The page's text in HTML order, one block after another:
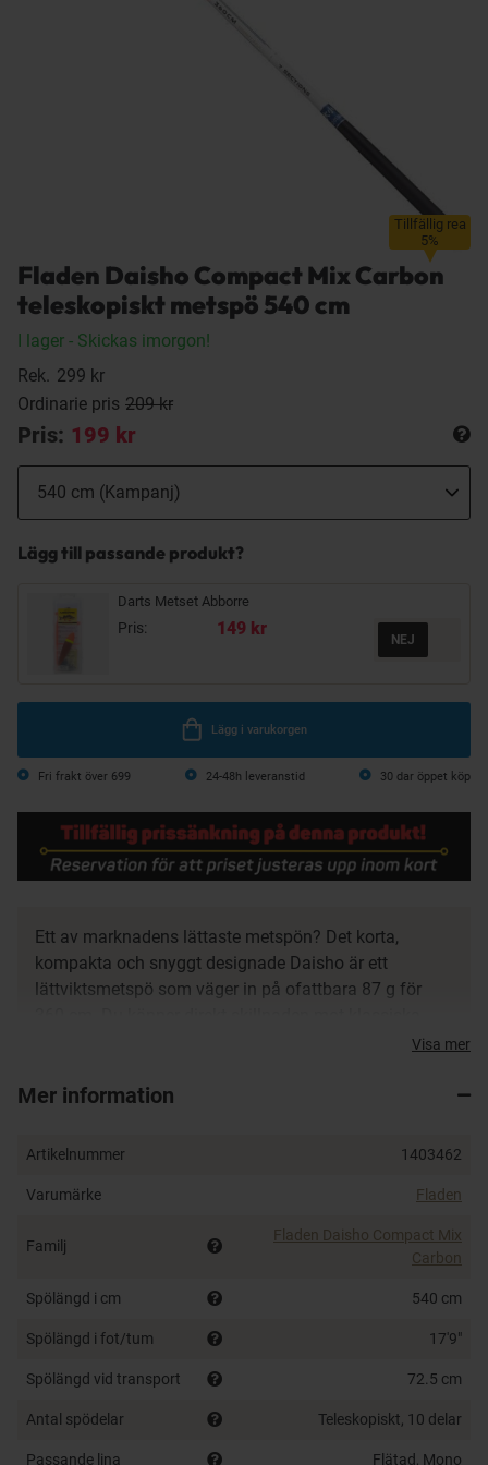
Tillfällig rea
5%
Fladen Daisho Compact Mix Carbon
teleskopiskt metspö 540 cm
I lager - Skickas imorgon!
Rek. 299 kr
Ordinarie pris 209 kr
Pris: 199 kr
Lägg till passande produkt?
Darts Metset Abborre
Pris: 149 kr
Lägg i varukorgen
Fri frakt över 699 24-48h leveranstid 30 dar öppet köp
Ett av marknadens lättaste metspön? Det korta,
kompakta och snyggt designade Daisho är ett
lättviktsmetspö som väger in på ofattbara 87 g för
metspön där vikten oftast ligger på minst det dubbla.
det givna valet om du vill ha ett lätt, midigt metspö.
för tex kajakfiskaren.
Visa mer
Mer information
Artikelnummer 1403462
Varumärke Fladen
Familj
Fladen Daisho Compact Mix
Carbon
Spölängd i cm 540 cm
Spölängd i fot/tum 17'9"
Spölängd vid transport 72.5 cm
Antal spödelar Teleskopiskt, 10 delar
Passande lina Flätad, Mono